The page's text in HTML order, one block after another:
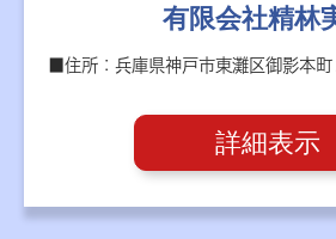
有限会社精林
■住所：兵庫県神戸市東灘区御影本
詳細表示